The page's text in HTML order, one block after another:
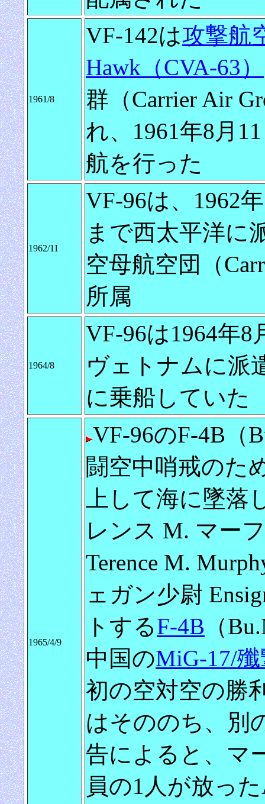
1961/8
VF-142は攻撃航
Hawk（CVA-63）
群（Carrier Air
れ、1961年8月
航を行った
1962/11
VF-96は、1962
まで西太平洋に
空母航空団（
所属
1964/8
VF-96は1964年8
ヴェトナムに派
に乗船していた
1965/4/9
VF-96のF-4B（
闘空中哨戒のた
上して海に墜落
レンス M. マー
Terence M.
ェガン少尉
トするF-4B （
中国のMiG-17/
初の空対空の勝
はそののち、別
告によると、マ
員の1人が放っ